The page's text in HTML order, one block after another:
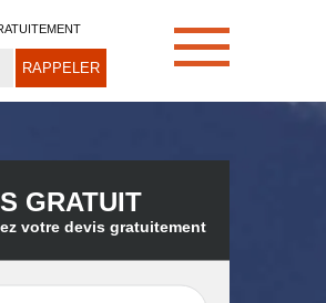
GRATUIT
votre devis gratuitement